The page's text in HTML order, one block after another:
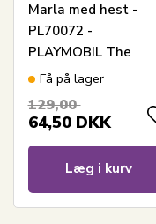
Marla med hest -
PL70072 -
PLAYMOBIL The
Movie
Få på lager
129,00
64,50 DKK
Læg i kurv